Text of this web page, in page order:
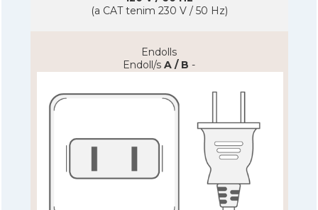
(a CAT tenim 230 V / 50 Hz)
Endolls
Endoll/s A / B -